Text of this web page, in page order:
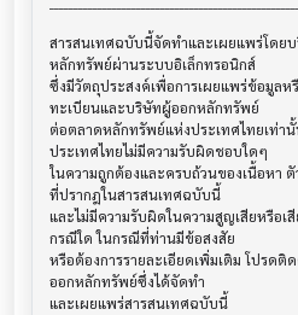
สารสนเทศฉบับนี้จัดทำและเผยแพร่โดย
หลักทรัพย์ผ่านระบบอิเล็กทรอนิกส์
ซึ่งมีวัตถุประสงค์เพื่อการเผยแพร่ข้อมูลห
ทะเบียนและบริษัทผู้ออกหลักทรัพย์
ต่อตลาดหลักทรัพย์แห่งประเทศไทยเท่า
ประเทศไทยไม่มีความรับผิดชอบใดๆ
ในความถูกต้องและครบถ้วนของเนื้อหา
ที่ปรากฎในสารสนเทศฉบับนี้
และไม่มีความรับผิดในความสูญเสียหรือเ
กรณีใด ในกรณีที่ท่านมีข้อสงสัย
หรือต้องการรายละเอียดเพิ่มเติม โปรด
ออกหลักทรัพย์ซึ่งได้จัดทำ
และเผยแพร่สารสนเทศฉบับนี้